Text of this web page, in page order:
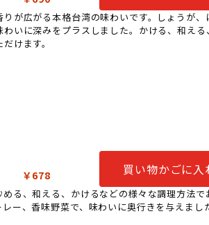
が広がる本格台湾の味わいです。しょうが、
いに深みをプラスしました。かける、和える
けます。
￥678 買い物かごに入
る、和える、かけるなどの様々な調理方法で
ー、香味野菜で、味わいに奥行きを与えまし